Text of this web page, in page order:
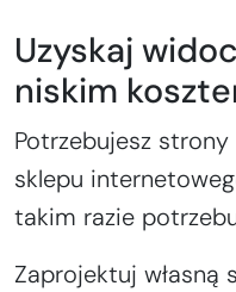
Uzyskaj
niskim
Potrzebujesz
sklepu
takim razie
Zaprojektuj